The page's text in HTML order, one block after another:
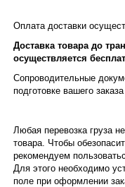
Оплата доставки
Доставка товара до
осуществляется
Сопроводительные
подготовке вашего
Любая перевозка груза
товара. Чтобы
рекомендуем
Для этого необходимо
поле при оформлении